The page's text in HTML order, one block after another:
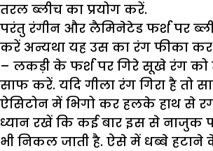
तरल ब्लीच का प्रयोग करें.
परंतु रंगीन और लैमिनेटेड फर्श पर
करें अन्यथा यह उस का रंग फीका कर
– लकड़ी के फर्श पर गिरे सूखे रंग को
साफ करें. यदि गीला रंग गिरा है तो
ऐसिटोन में भिगो कर हलके हाथ से
ध्यान रखें कि कई बार इस से नाजुक
भी निकल जाती है. ऐसे में धब्बे हटाने